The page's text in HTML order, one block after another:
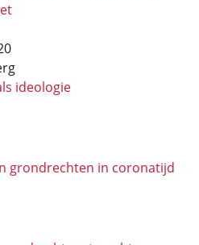
ideologie
grondrechten in coronatijd